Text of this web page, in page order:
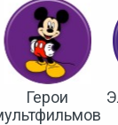
Герои